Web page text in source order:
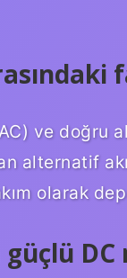
ve doğru
alternatif
olarak
DC